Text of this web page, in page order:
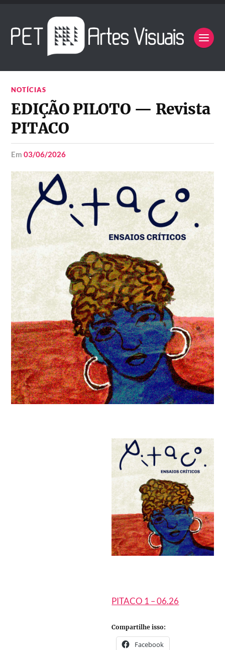
NOTÍCIAS
EDIÇÃO PILOTO — Revista
PITACO
em03/06/2026
PITACO 1 – 06.26
Compartilhe isso:
Facebook